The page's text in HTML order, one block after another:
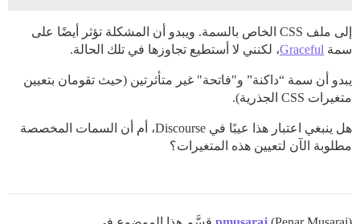
إلى ملف CSS الخاص بالسمة. ويبدو أن المشكلة تؤثر أيضًا على
سمة Graceful، لكنني لا أستطيع تجاوزها في تلك الحالة.
يبدو أن سمة “داكنة” و"فاتحة" غير متأثرتين (حيث تقومان بتعيين
متغيرات CSS الجذرية).
هل ينبغي اعتبار هذا عيبًا في Discourse، أم أن السمات المخصصة
مطلوبة الآن لتعيين هذه المتغيرات؟